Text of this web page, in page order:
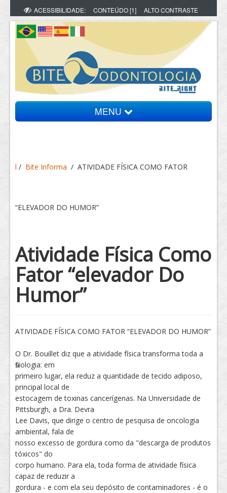
ACESSIBILIDADE: CONTEÚDO [1] ALTO CONTRASTE
MENU
Vídeos
l / Bite Informa / ATIVIDADE FÍSICA COMO FATOR
“ELEVADOR DO HUMOR”
Atividade Física Como
Fator “elevador Do
Humor”
ATIVIDADE FÍSICA COMO FATOR “ELEVADOR DO HUMOR”
O Dr. Bouillet diz que a atividade física transforma toda a
fisiologia: em
primeiro lugar, ela reduz a quantidade de tecido adiposo,
principal local de
estocagem de toxinas cancerígenas. Na Universidade de
Pittsburgh, a Dra. Devra
Lee Davis, que dirige o centro de pesquisa de oncologia
ambiental, fala de
nosso excesso de gordura como da "descarga de produtos
tóxicos" do
corpo humano. Para ela, toda forma de atividade física
capaz de reduzir a
gordura - e com ela seu depósito de contaminadores - é o